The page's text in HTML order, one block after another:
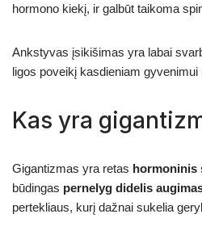
hormono kiekį, ir galbūt taikoma
Ankstyvas įsikišimas yra labai
ligos poveikį kasdieniam gyvenimui
Kas yra
Gigantizmas yra retas hormoninis
būdingas pernelyg didelis
pertekliaus, kurį dažnai sukelia